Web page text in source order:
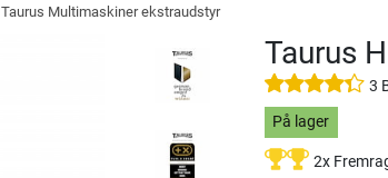
Taurus Multimaskiner ekstraudstyr
Taurus
3
På lager
2x